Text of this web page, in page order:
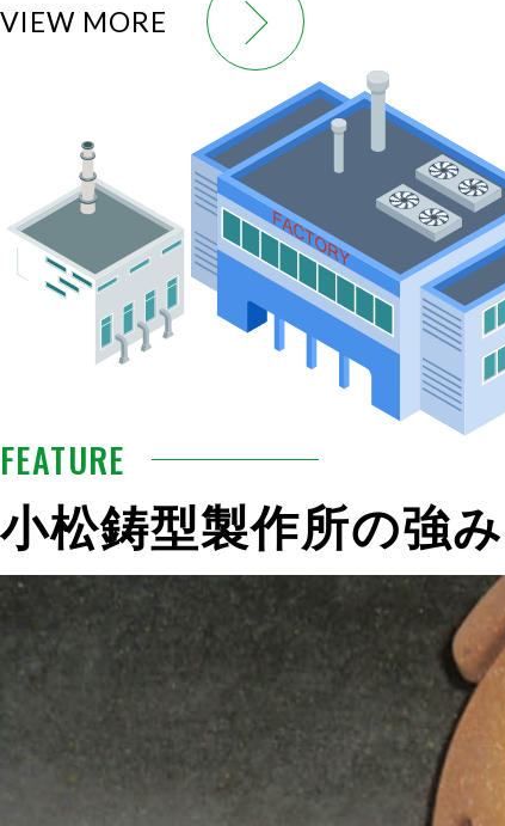
VIEW MORE
FEATURE
小松鋳型製作所の強み